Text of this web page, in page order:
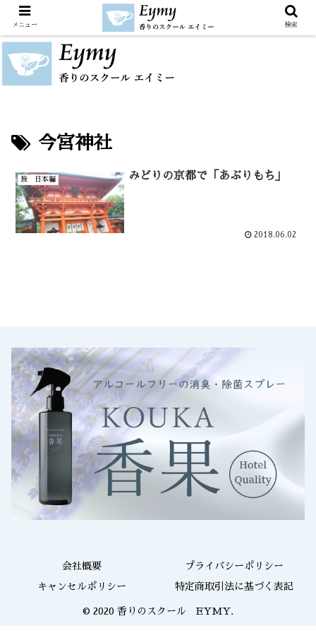
今宮神社
旅 日本編 みどりの京都で「あぶりもち」
2018.06.02
会社概要 プライバシーポリシー
キャンセルポリシー 特定商取引法に基づく表記
© 2020 香りのスクール EYMY.
メニュー 検索